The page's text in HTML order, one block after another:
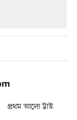
প্রথম আলো ট্রাস্ট